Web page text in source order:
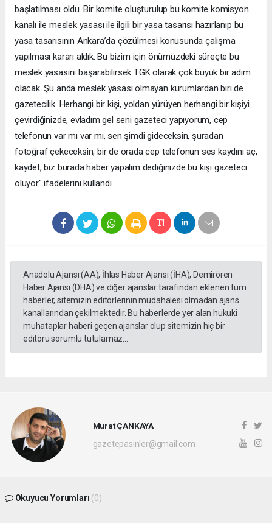
başlatılması oldu. Bir komite oluşturulup bu komite komisyon
kanalı ile meslek yasası ile ilgili bir yasa tasarısı hazırlanıp bu
yasa tasarısının Ankara’da çözülmesi konusunda çalışma
yapılması kararı aldık. Bu bizim için önümüzdeki süreçte bu
meslek yasasını başarabilirsek TGK olarak çok büyük bir adım
olacak. Şu anda meslek yasası olmayan kurumlardan biri de
gazetecilik. Herhangi bir kişi, yoldan yürüyen herhangi bir kişiyi
çevirdiğinizde, evladım gel seni gazeteci yapıyorum, cep
telefonun var mı var mı, sen şimdi gideceksin, şuradan
fotoğraf çekeceksin, bir de orada cep telefonun ses kaydını aç,
kaydet, biz burada haber yapalım dediğinizde bu kişi gazeteci
oluyor" ifadelerini kullandı.
Anadolu Ajansı (AA), İhlas Haber Ajansı (İHA), Demirören
Haber Ajansı (DHA) ve diğer ajanslar tarafından eklenen tüm
haberler, sitemizin editörlerinin müdahalesi olmadan ajans
kanallarından çekilmektedir. Bu haberlerde yer alan hukuki
muhataplar haberi geçen ajanslar olup sitemizin hiç bir
editörü sorumlu tutulamaz...
Murat ÇANKAYA
gazetepasinler@gmail.com
Okuyucu Yorumları (0)